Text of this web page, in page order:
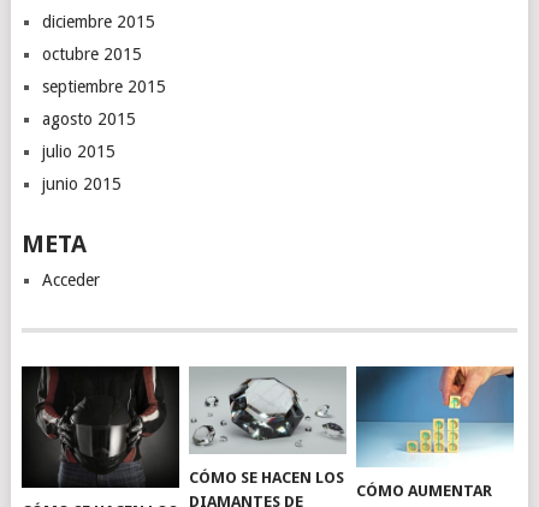
diciembre 2015
octubre 2015
septiembre 2015
agosto 2015
julio 2015
junio 2015
META
Acceder
CÓMO SE HACEN LOS
DIAMANTES DE
CÓMO AUMENTAR